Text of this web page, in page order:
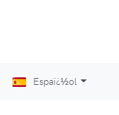
Espaï¿½ol